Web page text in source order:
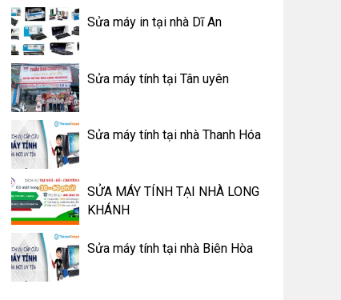
Sửa máy in tại nhà Dĩ An
Sửa máy tính tại Tân uyên
Sửa máy tính tại nhà Thanh Hóa
SỬA MÁY TÍNH TẠI NHÀ LONG
KHÁNH
Sửa máy tính tại nhà Biên Hòa